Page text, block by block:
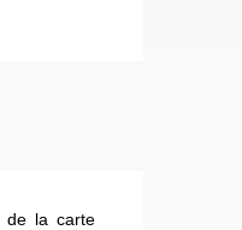
de la carte